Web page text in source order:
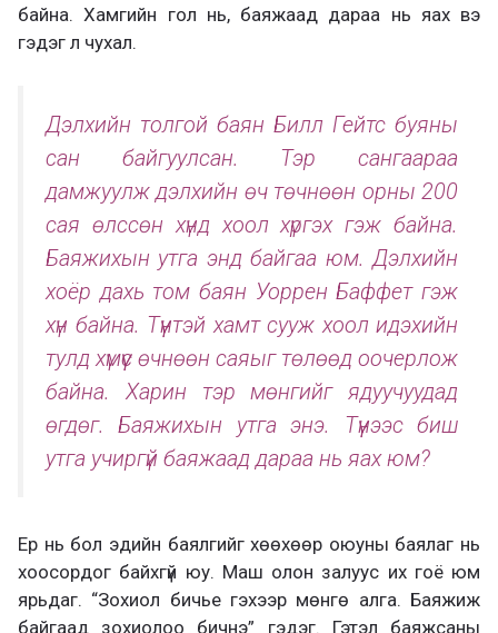
байна. Хамгийн гол нь, баяжаад дараа нь яах вэ
гэдэг л чухал.
Дэлхийн толгой баян Билл Гейтс буяны
сан байгуулсан. Тэр сангаараа
дамжуулж дэлхийн өч төчнөөн орны 200
сая өлссөн хүнд хоол хүргэх гэж байна.
Баяжихын утга энд байгаа юм. Дэлхийн
хоёр дахь том баян Уоррен Баффет гэж
хүн байна. Түүнтэй хамт сууж хоол идэхийн
тулд хүмүүс өчнөөн саяыг төлөөд оочерлож
байна. Харин тэр мөнгийг ядуучуудад
өгдөг. Баяжихын утга энэ. Түүнээс биш
утга учиргүй баяжаад дараа нь яах юм?
Ер нь бол эдийн баялгийг хөөхөөр оюуны баялаг нь
хоосордог байхгүй юу. Маш олон залуус их гоё юм
ярьдаг. “Зохиол бичье гэхээр мөнгө алга. Баяжиж
байгаад зохиолоо бичнэ” гэдэг. Гэтэл баяжсаны